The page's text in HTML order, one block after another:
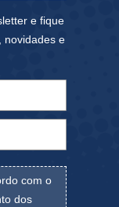
e fique
novidades e
com o
dos